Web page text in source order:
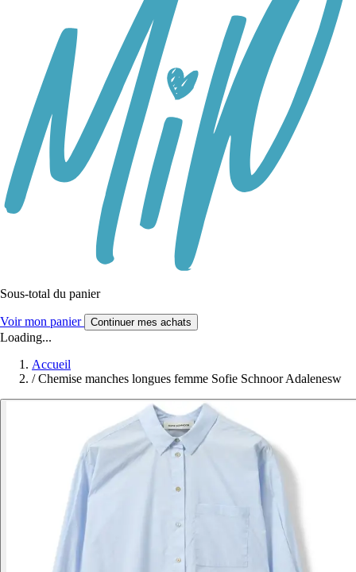
Sous-total du panier
Voir mon panier Continuer mes achats
Loading...
Accueil
/ Chemise manches longues femme Sofie Schnoor Adalenesw